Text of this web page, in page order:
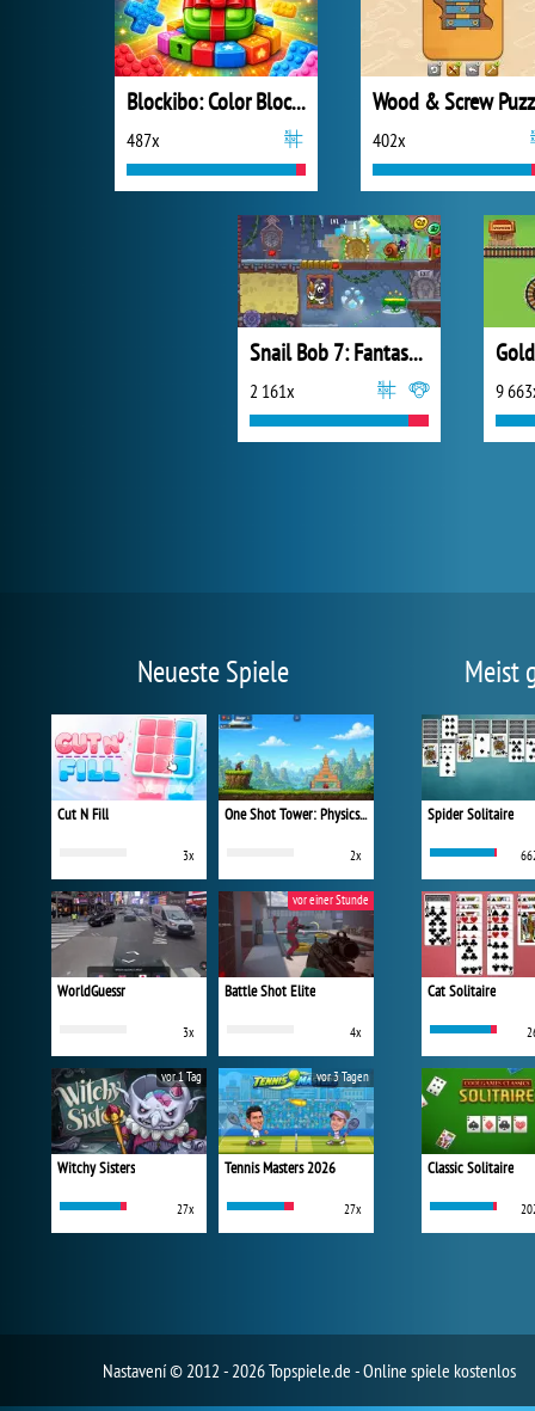
Blockibo: Color Blocks
487x
Wood & Screw
402x
Snail Bob 7: Fantasy Story
2 161x 9
Neueste Spiele
Cut N Fill
3x
One Shot Tower: Physics Destroyer
2x
WorldGuessr
3x
Battle Shot Elite
4x
vor einer Stunde
Witchy Sisters
27x
vor 1 Tag
Tennis Masters 2026
27x
vor 3 Tagen
Meist
Spider Solitaire
Cat Solitaire
Classic Solitaire
Nastavení© 2012 - 2026 Topspiele.de - Online spiele kostenlos